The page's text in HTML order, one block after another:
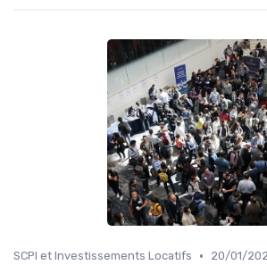
SCPI et Investissements Locatifs • 20/01/